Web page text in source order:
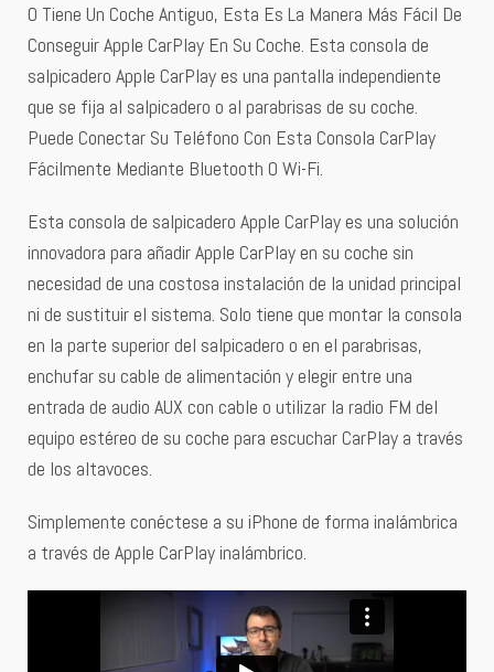
O Tiene Un Coche Antiguo, Esta Es La Manera Más Fácil De
Conseguir Apple CarPlay En Su Coche. Esta consola de
salpicadero Apple CarPlay es una pantalla independiente
que se fija al salpicadero o al parabrisas de su coche.
Puede Conectar Su Teléfono Con Esta Consola CarPlay
Fácilmente Mediante Bluetooth O Wi-Fi.
Esta consola de salpicadero Apple CarPlay es una solución
innovadora para añadir Apple CarPlay en su coche sin
necesidad de una costosa instalación de la unidad principal
ni de sustituir el sistema. Solo tiene que montar la consola
en la parte superior del salpicadero o en el parabrisas,
enchufar su cable de alimentación y elegir entre una
entrada de audio AUX con cable o utilizar la radio FM del
equipo estéreo de su coche para escuchar CarPlay a través
de los altavoces.
Simplemente conéctese a su iPhone de forma inalámbrica
a través de Apple CarPlay inalámbrico.